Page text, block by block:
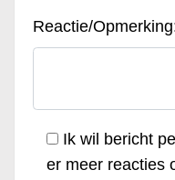
Reactie/
Ik wil bericht
er meer reacties